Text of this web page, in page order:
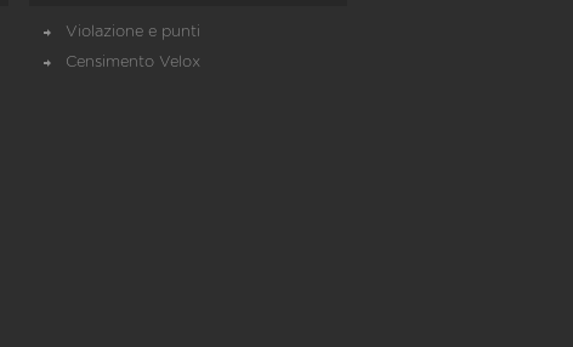
Violazione e punti
Censimento Velox